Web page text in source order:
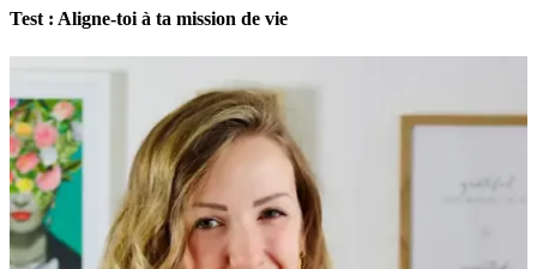
Test : Aligne-toi à ta mission de vie